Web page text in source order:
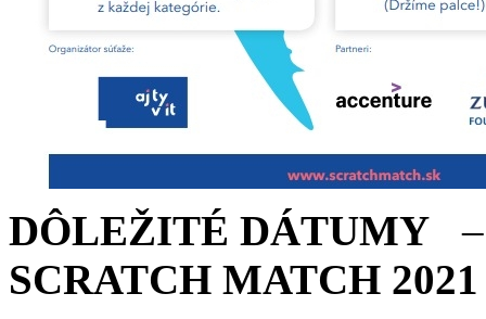
DÔLEŽITÉ DÁTUMY
SCRATCH MATCH 2021